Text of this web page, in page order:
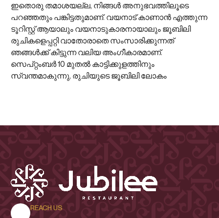
ഇതൊരു തമാശയല്ല, നിങ്ങൾ അനുഭവത്തിലൂടെ
പറഞ്ഞതും പങ്കിട്ടതുമാണ്. വയനാട് കാണാൻ എത്തുന്ന
ടൂറിസ്റ്റ് ആയാലും വയനാടുകാരനായാലും ജൂബിലി
രുചികളെപ്പറ്റി വാതോരാതെ സംസാരിക്കുന്നത്
ഞങ്ങൾക്ക് കിട്ടുന്ന വലിയ അംഗീകാരമാണ്.
സെപ്റ്റംബർ 10 മുതൽ കാട്ടിക്കുളത്തിനും
സ്വന്തമാകുന്നു, രുചിയുടെ ജൂബിലി ലോകം
REACH US